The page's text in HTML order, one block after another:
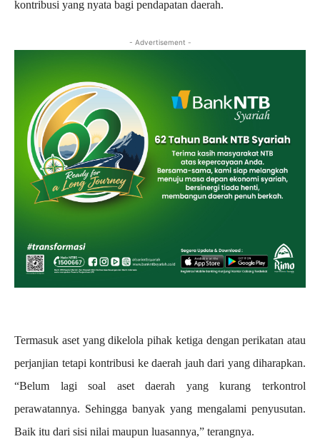
kontribusi yang nyata bagi pendapatan daerah.
- Advertisement -
Termasuk aset yang dikelola pihak ketiga dengan perikatan atau
perjanjian tetapi kontribusi ke daerah jauh dari yang diharapkan.
“Belum lagi soal aset daerah yang kurang terkontrol
perawatannya. Sehingga banyak yang mengalami penyusutan.
Baik itu dari sisi nilai maupun luasannya,” terangnya.